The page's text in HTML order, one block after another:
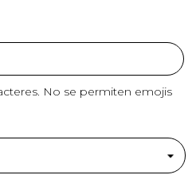
No se permiten emojis